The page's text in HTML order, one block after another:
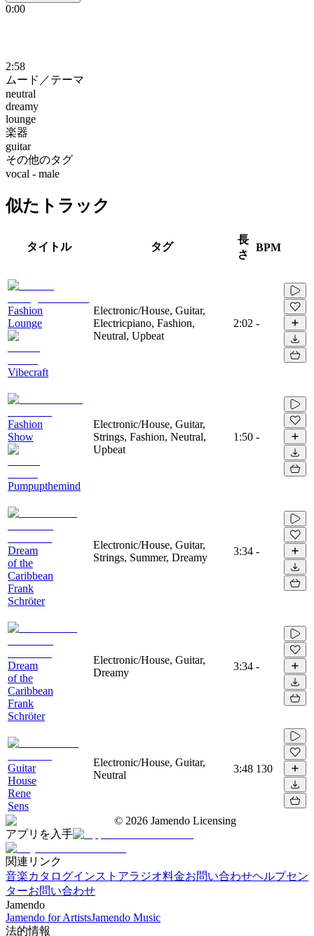
0:00
2:58
ムード／テーマ
neutral
dreamy
lounge
楽器
guitar
その他のタグ
vocal - male
似たトラック
タイトル タグ
長
さ
BPM
Fashion
Lounge
Vibecraft
Electronic/House, Guitar,
Electricpiano, Fashion,
Neutral, Upbeat
2:02 -
Fashion
Show
Pumpupthemind
Electronic/House, Guitar,
Strings, Fashion, Neutral,
Upbeat
1:50 -
Dream
of the
Caribbean
Frank
Schröter
Electronic/House, Guitar,
Strings, Summer, Dreamy
3:34 -
Dream
of the
Caribbean
Frank
Schröter
Electronic/House, Guitar,
Dreamy
3:34 -
Guitar
House
Rene
Sens
Electronic/House, Guitar,
Neutral
3:48 130
© 2026 Jamendo Licensing
アプリを入手
関連リンク
音楽カタログインストアラジオ料金お問い合わせヘルプセン
ターお問い合わせ
Jamendo
Jamendo for ArtistsJamendo Music
法的情報